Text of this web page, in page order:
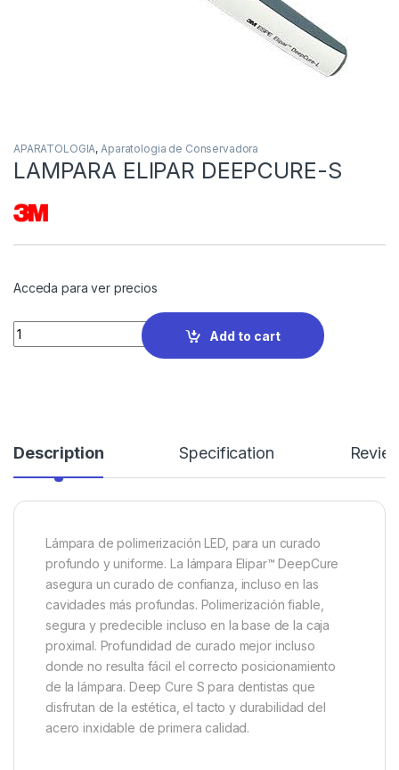
APARATOLOGIA,Aparatologia de Conservadora
LAMPARA ELIPAR DEEPCURE-S
Acceda para ver precios
Quantity
Add to cart
Description Specification
Lámpara de polimerización LED, para un curado
profundo y uniforme. La lámpara Elipar™ DeepCure
asegura un curado de confianza, incluso en las
cavidades más profundas. Polimerización fiable,
segura y predecible incluso en la base de la caja
proximal. Profundidad de curado mejor incluso
donde no resulta fácil el correcto posicionamiento
de la lámpara. Deep Cure S para dentistas que
disfrutan de la estética, el tacto y durabilidad del
acero inxidable de primera calidad.